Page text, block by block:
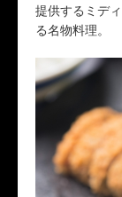
提供するミデ
る名物料理。